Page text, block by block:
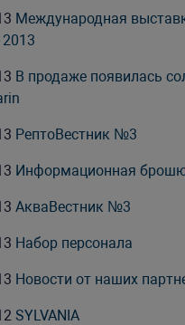
Международная
В продаже появилась
РептоВестник №3
Информационная
АкваВестник №3
Набор персонала
Новости от наших
SYLVANIA